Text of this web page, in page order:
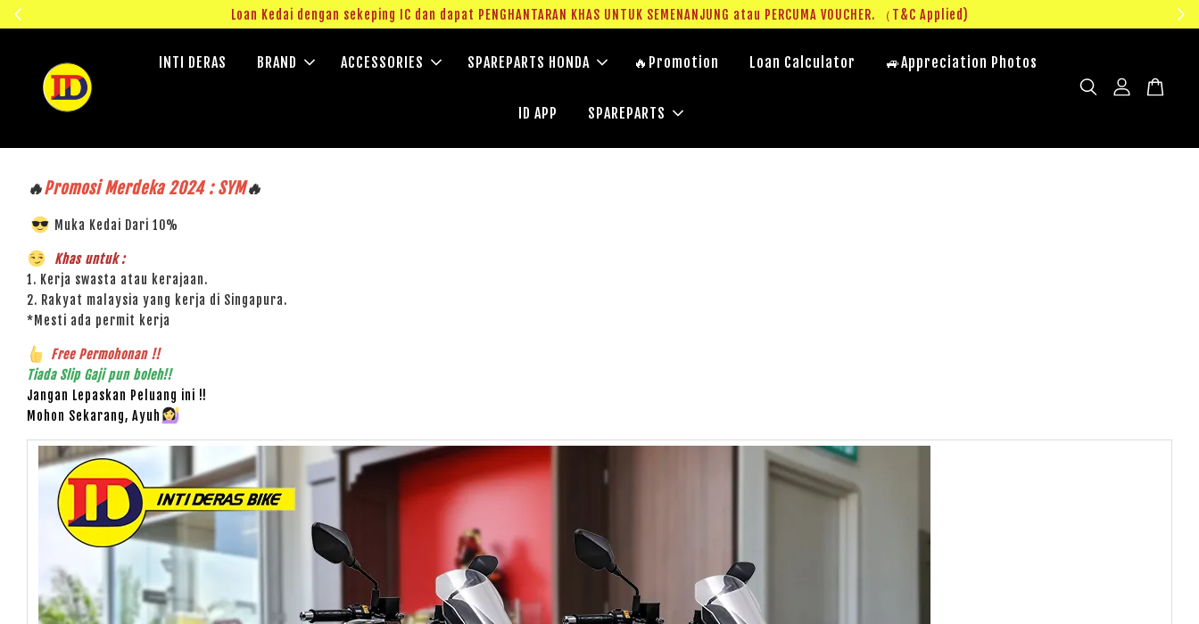
Loan Kedai dengan sekeping IC dan dapat PENGHANTARAN KHAS UNTUK SEMENANJUNG atau PERCUMA VOUCHER. （T&C Applied)
INTI DERAS BRAND ACCESSORIES SPAREPARTS HONDA 🔥Promotion Loan Calculator 🚙Appreciation Photos
ID APP SPAREPARTS
🔥Promosi Merdeka 2024 : SYM🔥
Muka Kedai Dari 10%
Khas untuk :
1. Kerja swasta atau kerajaan.
2. Rakyat malaysia yang kerja di Singapura.
*Mesti ada permit kerja
Free Permohonan !!
Tiada Slip Gaji pun boleh!!
Jangan Lepaskan Peluang ini !!
Mohon Sekarang, Ayuh